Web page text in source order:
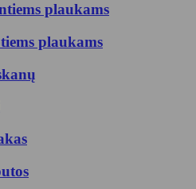
plaukams
plaukams